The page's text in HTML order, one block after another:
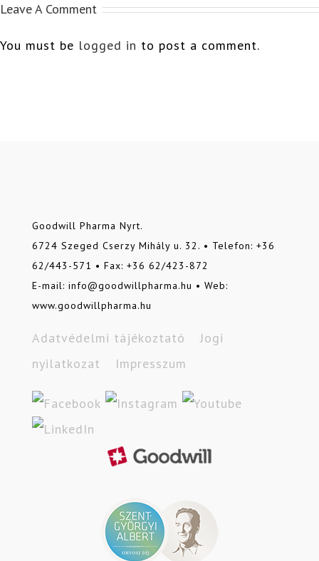
Leave A Comment
You must be logged in to post a comment.
Goodwill Pharma Nyrt.
6724 Szeged Cserzy Mihály u. 32. • Telefon: +36
62/443-571 • Fax: +36 62/423-872
E-mail: info@goodwillpharma.hu • Web:
www.goodwillpharma.hu
Adatvédelmi tájékoztató
Jogi
nyilatkozat
Impresszum